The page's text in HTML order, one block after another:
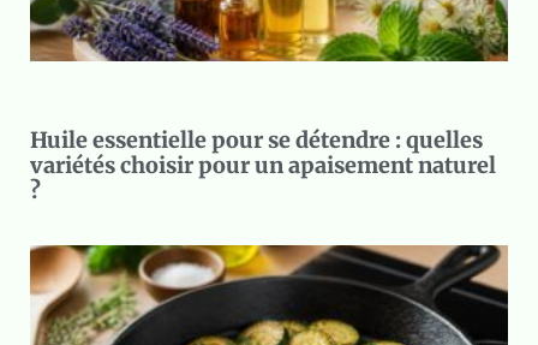
Huile essentielle pour se détendre : quelles
variétés choisir pour un apaisement naturel
?